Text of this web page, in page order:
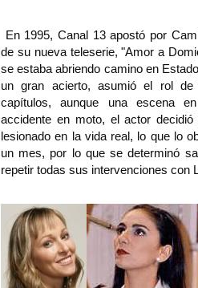
En 1995, Canal 13 apostó por
de su nueva teleserie, "Amor a
se estaba abriendo camino en
un gran acierto, asumió el rol
capítulos, aunque una escena
accidente en moto, el actor
lesionado en la vida real, lo que lo
un mes, por lo que se determinó
repetir todas sus intervenciones con